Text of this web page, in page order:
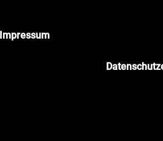
Business-Fotografie
Impressum